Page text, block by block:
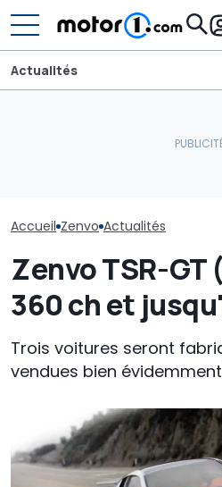
Actualités
Accueil Zenvo Actualités
Zenvo TSR-GT
360 ch et
Trois voitures seront
vendues bien